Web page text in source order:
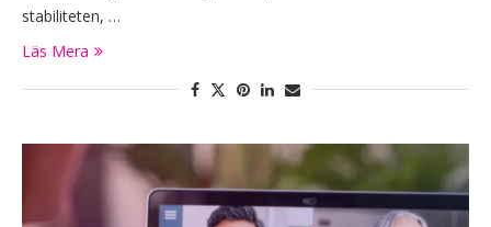
stabiliteten, …
Läs Mera